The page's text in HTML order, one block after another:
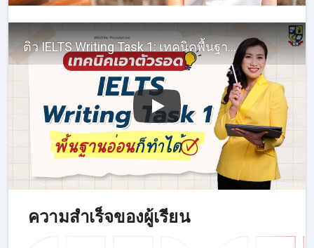
ติว IELTS Writing Task 1: เทคนิคพื้นฐาน เขียนบรรยาย Line Graphs
ความสำเร็จของผู้เรียน